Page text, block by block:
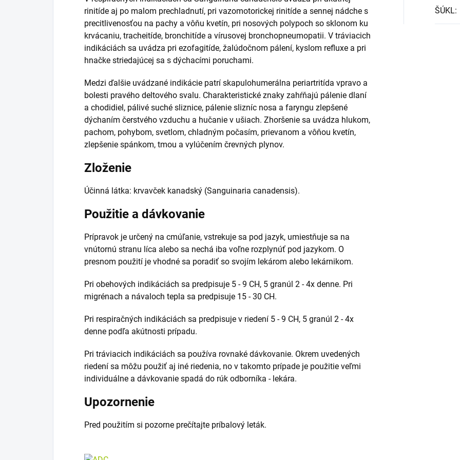
rinitíde aj po malom prechladnutí, pri vazomotorickej rinitíde a sennej nádche s
precitlivenosťou na pachy a vôňu kvetín, pri nosových polypoch so sklonom ku
krvácaniu, tracheitíde, bronchitíde a vírusovej bronchopneumopatii. V tráviacich
indikáciách sa uvádza pri ezofagitíde, žalúdočnom pálení, kyslom refluxe a pri
hnačke striedajúcej sa s dýchacími poruchami.
Medzi ďalšie uvádzané indikácie patrí skapulohumerálna periartritída vpravo a
bolesti pravého deltového svalu. Charakteristické znaky zahŕňajú pálenie dlaní
a chodidiel, pálivé suché sliznice, pálenie slizníc nosa a faryngu zlepšené
dýchaním čerstvého vzduchu a hučanie v ušiach. Zhoršenie sa uvádza hlukom,
pachom, pohybom, svetlom, chladným počasím, prievanom a vôňou kvetín,
zlepšenie spánkom, tmou a vylúčením črevných plynov.
Zloženie
Účinná látka: krvavček kanadský (Sanguinaria canadensis).
Použitie a dávkovanie
Prípravok je určený na cmúľanie, vstrekuje sa pod jazyk, umiestňuje sa na
vnútornú stranu líca alebo sa nechá iba voľne rozplynúť pod jazykom. O
presnom použití je vhodné sa poradiť so svojím lekárom alebo lekárnikom.
Pri obehových indikáciách sa predpisuje 5 - 9 CH, 5 granúl 2 - 4x denne. Pri
migrénach a návaloch tepla sa predpisuje 15 - 30 CH.
Pri respiračných indikáciách sa predpisuje v riedení 5 - 9 CH, 5 granúl 2 - 4x
denne podľa akútnosti prípadu.
Pri tráviacich indikáciách sa používa rovnaké dávkovanie. Okrem uvedených
riedení sa môžu použiť aj iné riedenia, no v takomto prípade je použitie veľmi
individuálne a dávkovanie spadá do rúk odborníka - lekára.
Upozornenie
Pred použitím si pozorne prečítajte príbalový leták.
ŠÚKL: